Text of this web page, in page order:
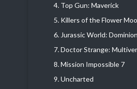
Top Gun: Maverick
Killers of the Flower
Jurassic World: Dominion
Doctor Strange:
Mission Impossible 7
Uncharted